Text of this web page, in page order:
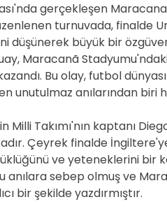
gerçekleşen
turnuvada, finalde
düşünerek büyük bir
Maracanã
Bu olay, futbol
unutulmaz anılarından biri
Milli Takımı'nın kaptanı
Çeyrek finalde İngiltere'ye
ve yeteneklerini bir
anılara sebep olmuş ve
bir şekilde yazdırmıştır.